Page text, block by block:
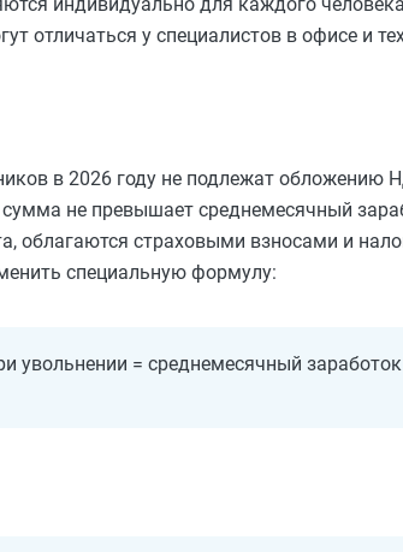
отличаться у специалистов в офисе и
в 2026 году не подлежат
не превышает среднемесячный
облагаются страховыми взносами и
специальную формулу:
= среднемесячный